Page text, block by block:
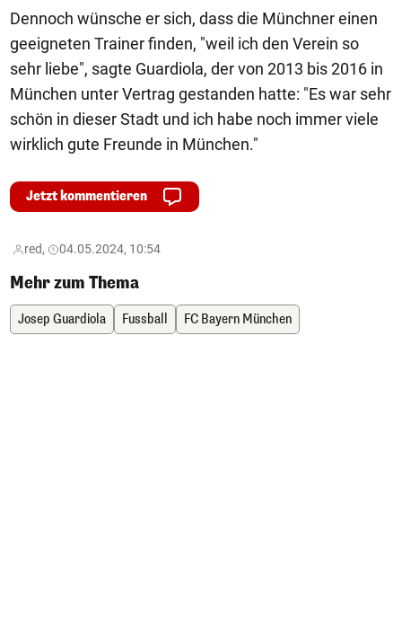
Dennoch wünsche er sich, dass die Münchner einen
geeigneten Trainer finden, "weil ich den Verein so
sehr liebe", sagte Guardiola, der von 2013 bis 2016 in
München unter Vertrag gestanden hatte: "Es war sehr
schön in dieser Stadt und ich habe noch immer viele
wirklich gute Freunde in München."
Jetzt kommentieren
red, 04.05.2024, 10:54
Mehr zum Thema
Josep Guardiola Fussball FC Bayern München